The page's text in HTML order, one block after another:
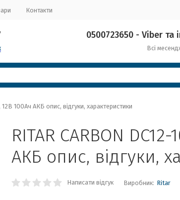
Контакти
0500723650 - Viber та
Всі
12В 100Ач АКБ опис, відгуки, характеристики
RITAR CARBON
АКБ опис, відгуки,
Написати відгук Виробник: Ritar